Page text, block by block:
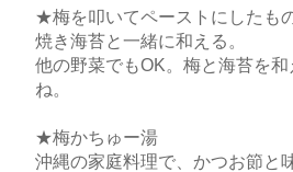
★梅を叩いてペーストにしたも
焼き海苔と一緒に和える。
他の野菜でもOK。梅と海苔を
ね。
★梅かちゅー湯
沖縄の家庭料理で、かつお節と